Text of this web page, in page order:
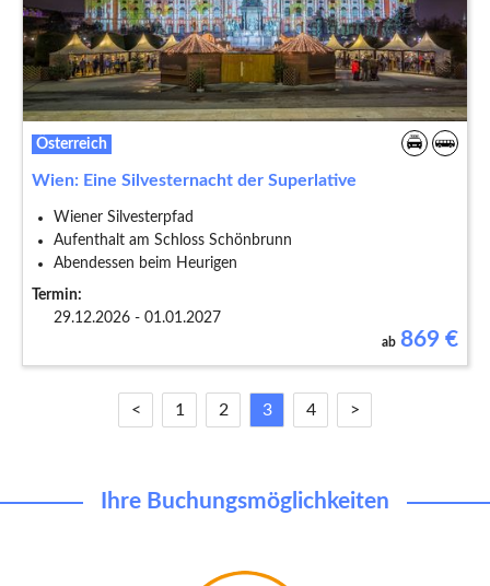
Österreich
Wien: Eine Silvesternacht der Superlative
Wiener Silvesterpfad
Aufenthalt am Schloss Schönbrunn
Abendessen beim Heurigen
Termin:
29.12.2026 - 01.01.2027
ab 869 €
< 1 2 3 4 >
Ihre Buchungsmöglichkeiten